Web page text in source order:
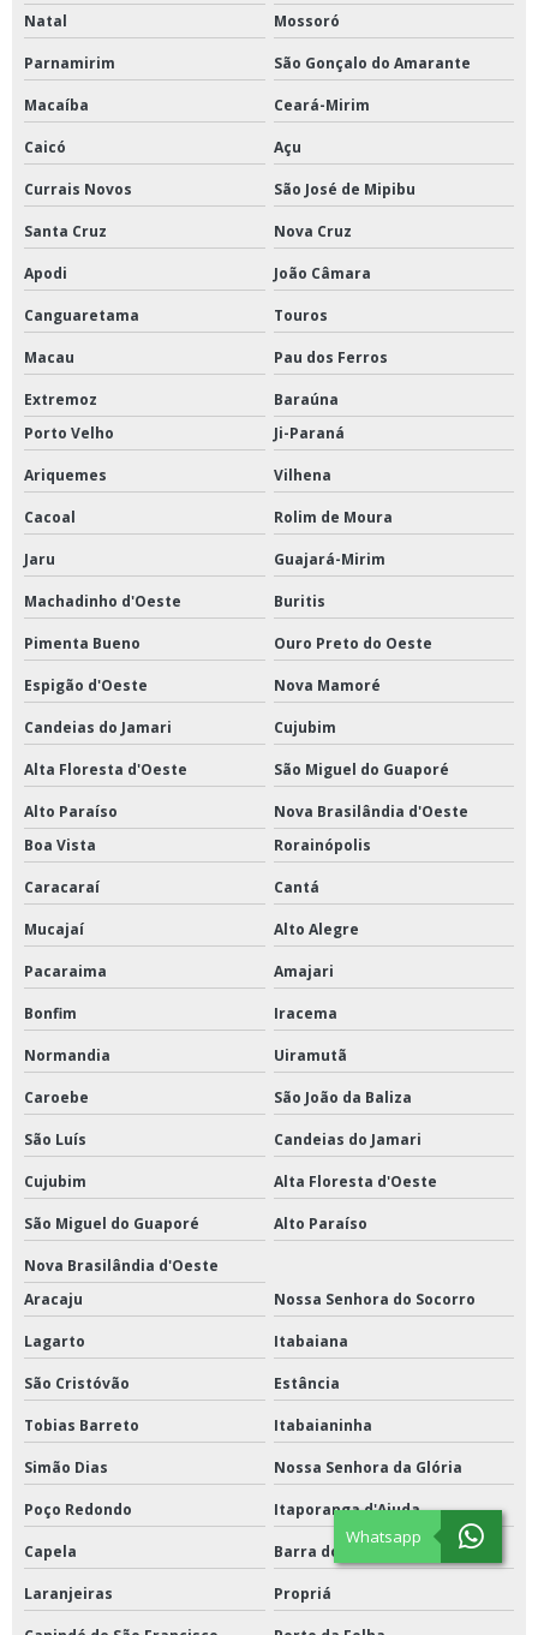
Natal
Mossoró
Parnamirim São Gonçalo do Amarante
Macaíba Ceará-Mirim
Caicó Açu
Currais Novos São José de Mipibu
Santa Cruz Nova Cruz
Apodi João Câmara
Canguaretama Touros
Macau Pau dos Ferros
Extremoz
Baraúna
Porto Velho
Ji-Paraná
Ariquemes Vilhena
Cacoal Rolim de Moura
Jaru Guajará-Mirim
Machadinho d'Oeste Buritis
Pimenta Bueno Ouro Preto do Oeste
Espigão d'Oeste Nova Mamoré
Candeias do Jamari Cujubim
Alta Floresta d'Oeste São Miguel do Guaporé
Alto Paraíso
Nova Brasilândia d'Oeste
Boa Vista
Rorainópolis
Caracaraí Cantá
Mucajaí Alto Alegre
Pacaraima Amajari
Bonfim Iracema
Normandia Uiramutã
Caroebe São João da Baliza
São Luís Candeias do Jamari
Cujubim Alta Floresta d'Oeste
São Miguel do Guaporé Alto Paraíso
Nova Brasilândia d'Oeste
Aracaju
Nossa Senhora do Socorro
Lagarto Itabaiana
São Cristóvão Estância
Tobias Barreto Itabaianinha
Simão Dias Nossa Senhora da Glória
Poço Redondo Itaporanga d'Ajuda
Capela Barra dos Coqueiros
Laranjeiras Propriá
Whatsapp